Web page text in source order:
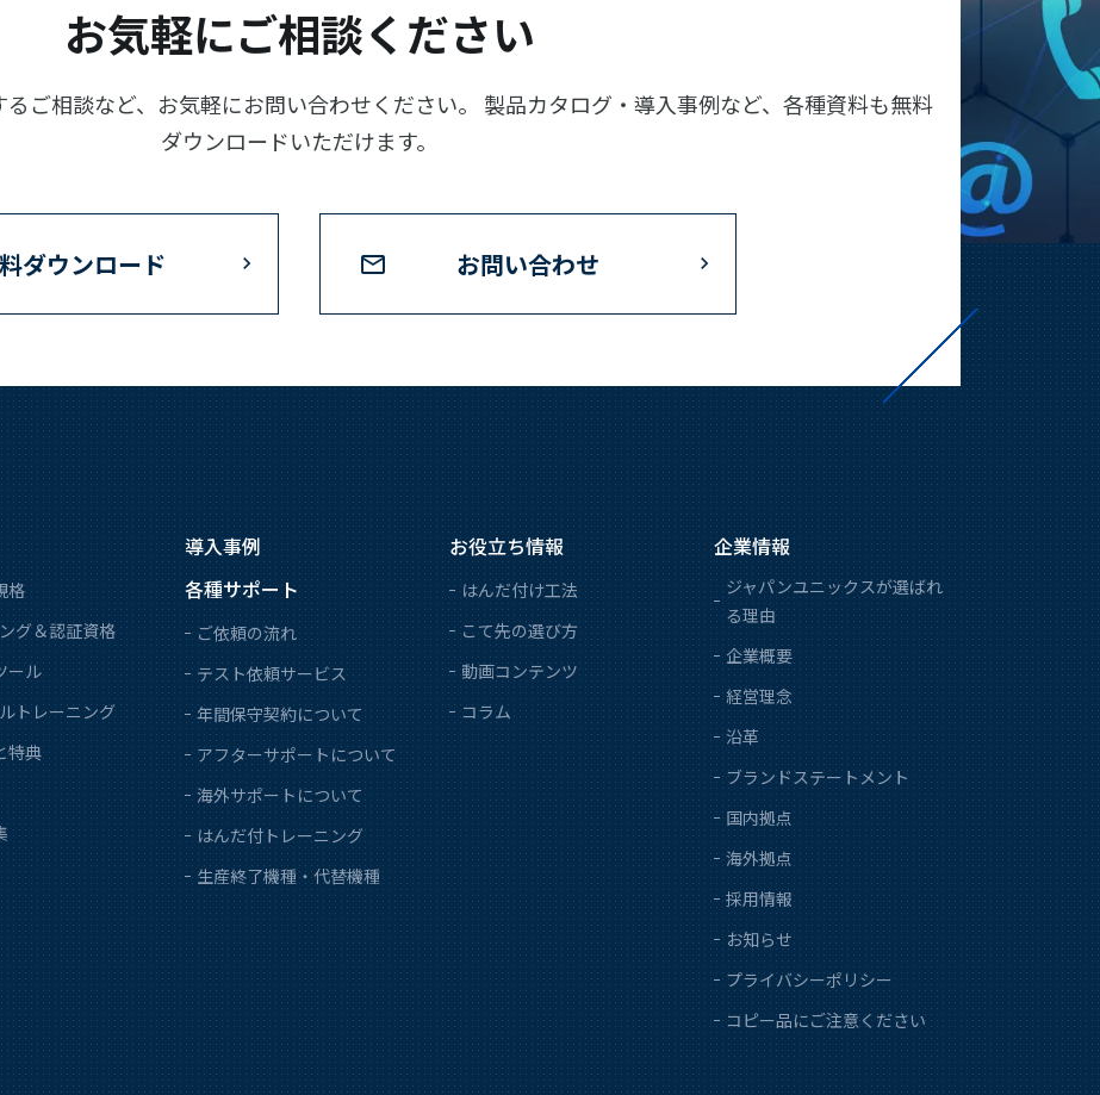
お気軽にご相談ください
ご相談など、お気軽にお問い合わせください。 製品カタログ・導入事例など、各種資料も無料
ダウンロードいただけます。
ダウンロード お問い合わせ
格
グ＆認証資格
ール
トレーニング
特典
導入事例
各種サポート
ご依頼の流れ
テスト依頼サービス
年間保守契約について
アフターサポートについて
海外サポートについて
はんだ付トレーニング
生産終了機種・代替機種
お役立ち情報
はんだ付け工法
こて先の選び方
動画コンテンツ
コラム
企業情報
ジャパンユニックスが選ばれ
る理由
企業概要
経営理念
沿革
ブランドステートメント
国内拠点
海外拠点
採用情報
お知らせ
プライバシーポリシー
コピー品にご注意ください